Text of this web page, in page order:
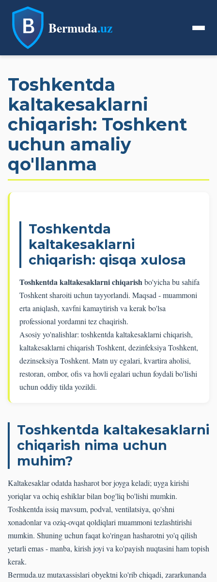
Bermuda.uz
Toshkentda
kaltakesaklarni
chiqarish: Toshkent
uchun amaliy
qo'llanma
Toshkentda
kaltakesaklarni
chiqarish: qisqa xulosa
Toshkentda kaltakesaklarni chiqarishbo'yicha bu sahifa
Toshkent sharoiti uchun tayyorlandi. Maqsad - muammoni
erta aniqlash, xavfni kamaytirish va kerak bo'lsa
professional yordamni tez chaqirish.
Asosiy yo'nalishlar: toshkentda kaltakesaklarni chiqarish,
kaltakesaklarni chiqarish Toshkent, dezinfeksiya Toshkent,
dezinseksiya Toshkent. Matn uy egalari, kvartira aholisi,
restoran, ombor, ofis va hovli egalari uchun foydali bo'lishi
uchun oddiy tilda yozildi.
Toshkentda kaltakesaklarni
chiqarish nima uchun
muhim?
Kaltakesaklar odatda hasharot bor joyga keladi; uyga kirishi
yoriqlar va ochiq eshiklar bilan bog'liq bo'lishi mumkin.
Toshkentda issiq mavsum, podval, ventilatsiya, qo'shni
xonadonlar va oziq-ovqat qoldiqlari muammoni tezlashtirishi
mumkin. Shuning uchun faqat ko'ringan hasharotni yo'q qilish
yetarli emas - manba, kirish joyi va ko'payish nuqtasini ham topish
kerak.
Bermuda.uz mutaxassislari obyektni ko'rib chiqadi, zararkunanda